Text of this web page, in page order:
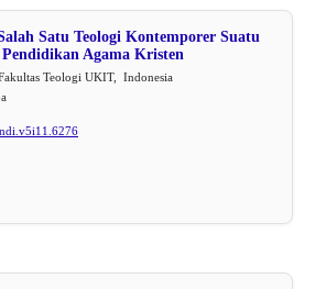
Satu Teologi Kontemporer Suatu
Agama Kristen
Teologi UKIT, Indonesia